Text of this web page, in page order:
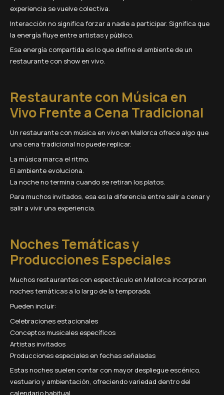
experiencia se vuelve colectiva.
Interacción no significa forzar a nadie a participar. Significa que
la energía fluye entre artistas y público.
Esa energía compartida es lo que define el ambiente de un
restaurante con show en vivo.
Restaurante con Música en
Vivo Frente a Cena Tradicional
Un restaurante con música en vivo en Mallorca ofrece algo que
una cena tradicional no puede replicar.
La música marca el ritmo.
El ambiente evoluciona.
La noche no termina cuando se retiran los platos.
Para muchos invitados, esa es la diferencia entre salir a cenar y
salir a vivir una experiencia.
Noches Temáticas y
Producciones Especiales
Muchos restaurantes con espectáculo en Mallorca incorporan
noches temáticas a lo largo de la temporada.
Pueden incluir:
Celebraciones estacionales
Conceptos musicales específicos
Artistas invitados
Producciones especiales en fechas señaladas
Estas noches suelen contar con mayor despliegue escénico,
vestuario y ambientación, ofreciendo variedad dentro del
calendario habitual.